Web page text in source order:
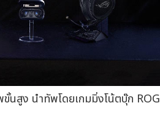
นสูง นำทัพโดยเกมมิ่งโน้ตบุ๊ก ROG